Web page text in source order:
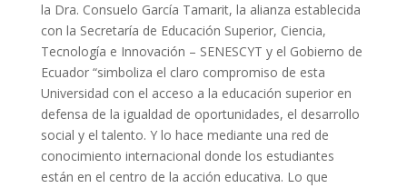
la Dra. Consuelo García Tamarit, la alianza establecida
con la Secretaría de Educación Superior, Ciencia,
Tecnología e Innovación – SENESCYT y el Gobierno de
Ecuador “simboliza el claro compromiso de esta
Universidad con el acceso a la educación superior en
defensa de la igualdad de oportunidades, el desarrollo
social y el talento. Y lo hace mediante una red de
conocimiento internacional donde los estudiantes
están en el centro de la acción educativa. Lo que